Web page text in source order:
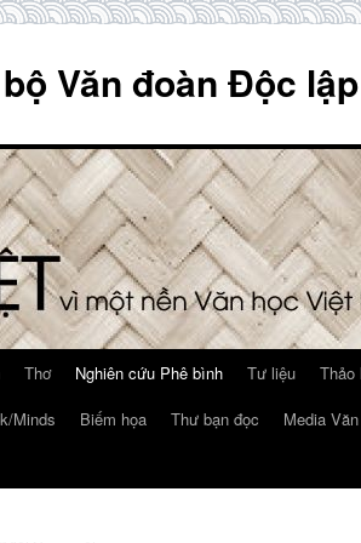
Văn đoàn Độc
Thơ Nghiên cứu Phê bình Tư liệu Thảo
Minds Biếm họa Thư bạn đọc Media